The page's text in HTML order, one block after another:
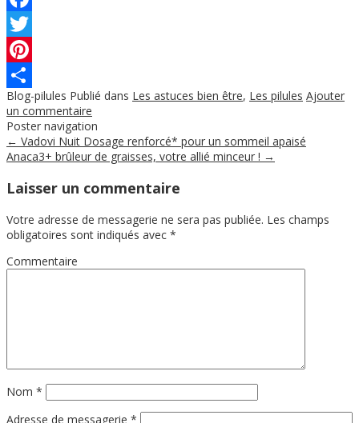
Facebook
Twitter
Pinterest
Partager
Blog-pilules Publié dans Les astuces bien être, Les pilules Ajouter
un commentaire
Poster navigation
← Vadovi Nuit Dosage renforcé* pour un sommeil apaisé
Anaca3+ brûleur de graisses, votre allié minceur ! →
Laisser un commentaire
Votre adresse de messagerie ne sera pas publiée. Les champs
obligatoires sont indiqués avec *
Commentaire
Nom *
Adresse de messagerie *